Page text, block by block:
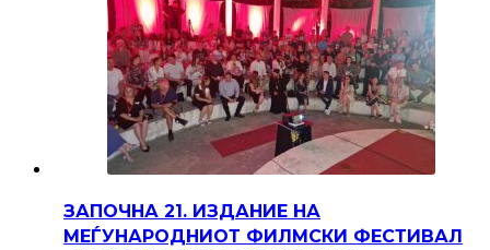
ЗАПОЧНА 21. ИЗДАНИЕ НА
МЕЃУНАРОДНИОТ ФИЛМСКИ ФЕСТИВАЛ